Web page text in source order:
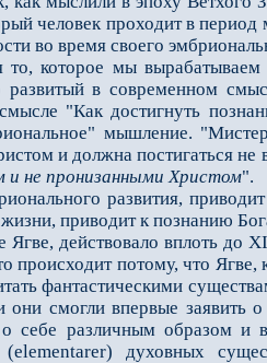
человек проходит в
во время своего
которое мы вырабатываем
развитый в современном
"Как достигнуть
мышление.
и должна постигаться не
и не пронизанными Христом".
развития,
приводит к познанию
действовало вплоть до
происходит потому, что
фантастическими
смогли впервые заявить
о себе различным образом
духовных